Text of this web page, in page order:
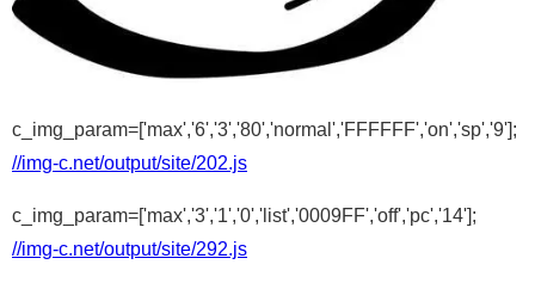
c_img_param=['max','6','3','80','normal','FFFFFF','on','sp','9'];
//img-c.net/output/site/202.js
c_img_param=['max','3','1','0','list','0009FF','off','pc','14'];
//img-c.net/output/site/292.js